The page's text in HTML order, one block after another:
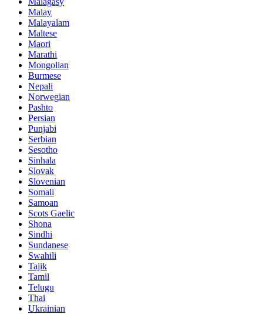
Malay
Malayalam
Maltese
Maori
Marathi
Mongolian
Burmese
Nepali
Norwegian
Pashto
Persian
Punjabi
Serbian
Sesotho
Sinhala
Slovak
Slovenian
Somali
Samoan
Scots Gaelic
Shona
Sindhi
Sundanese
Swahili
Tajik
Tamil
Telugu
Thai
Ukrainian